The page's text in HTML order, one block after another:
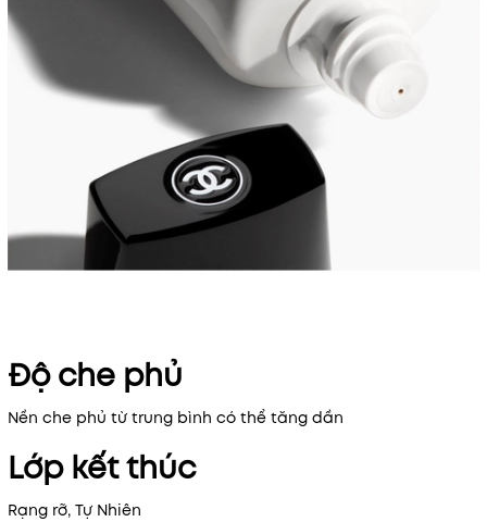
Độ che phủ
Nền che phủ từ trung bình có thể tăng dần
Lớp kết thúc
Rạng rỡ, Tự Nhiên